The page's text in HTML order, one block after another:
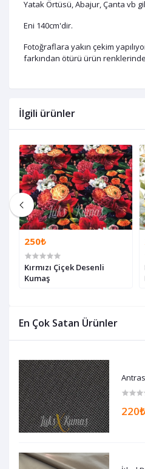
En Çok Satan Ürünler
220₺
Yatak Örtüsü, Abajur, Çanta vb
Eni 140cm'dir.
Fotoğraflara yakın çekim
farkından ötürü ürün
İlgili ürünler
250₺
Kırmızı Çiçek Desenli
Kumaş